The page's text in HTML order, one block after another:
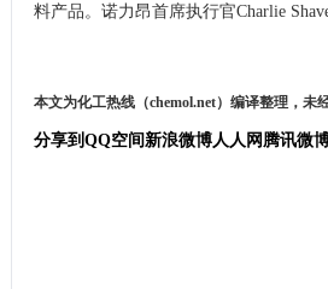
料产品。诺力昂首席执行官Charlie
本文为化工热线（chemol.net）编译整理，未
分享到 QQ空间新浪微博人人网 腾讯微